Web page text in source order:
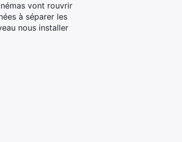
vont rouvrir
à séparer les
nous installer